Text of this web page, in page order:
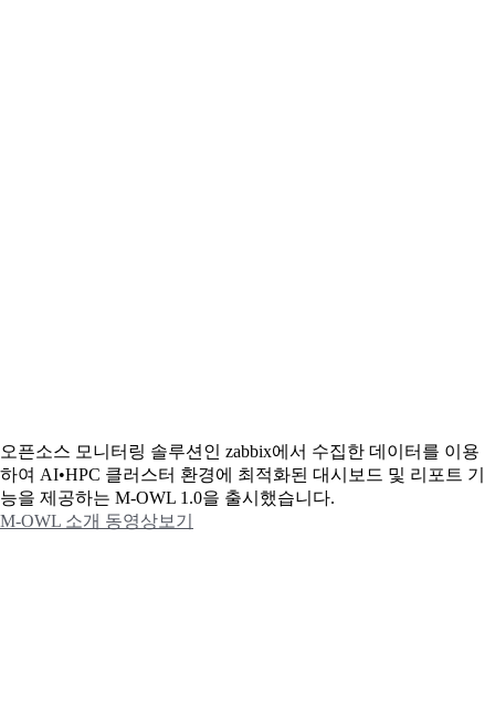
오픈소스 모니터링 솔루션인 zabbix에서 수집한 데이터를 이용
하여 AI•HPC 클러스터 환경에 최적화된 대시보드 및 리포트 기
능을 제공하는 M-OWL 1.0을 출시했습니다.
M-OWL 소개 동영상보기